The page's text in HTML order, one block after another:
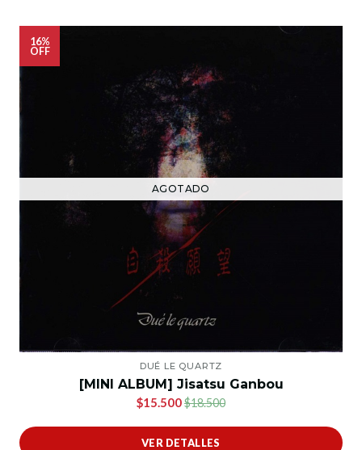
16%
OFF
AGOTADO
DUÉ LE QUARTZ
[MINI ALBUM] Jisatsu Ganbou
$15.500$18.500
VER DETALLES